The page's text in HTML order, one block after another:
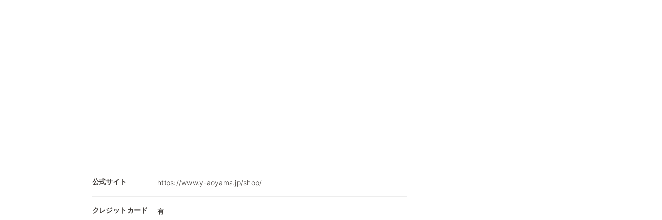
公式サイト https://www.y-aoyama.jp/shop/
クレジットカード 有